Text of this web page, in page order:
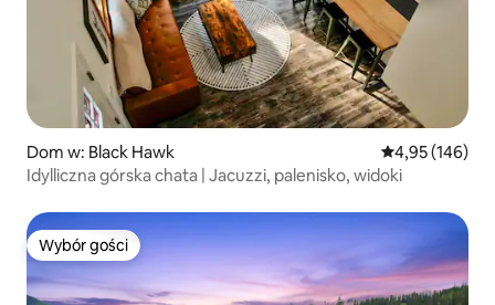
Dom w: Black Hawk Średnia
4,95 (146)
Idylliczna górska chata | Jacuzzi, palenisko, widoki
Wybór gości
Wybór gości